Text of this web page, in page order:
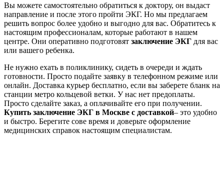
Вы можете самостоятельно обратиться к доктору, он выдаст
направление и после этого пройти ЭКГ. Но мы предлагаем
решить вопрос более удобно и выгодно для вас. Обратитесь к
настоящим профессионалам, которые работают в нашем
центре. Они оперативно подготовят заключение ЭКГ для вас
или вашего ребенка.
Не нужно ехать в поликлинику, сидеть в очереди и ждать
готовности. Просто подайте заявку в телефонном режиме или
онлайн. Доставка курьер бесплатно, если вы заберете бланк на
станции метро кольцевой ветки. У нас нет предоплаты.
Просто сделайте заказ, а оплачивайте его при получении.
Купить заключение ЭКГ в Москве с доставкой– это удобно
и быстро. Берегите сове время и доверьте оформление
медицинских справок настоящим специалистам.